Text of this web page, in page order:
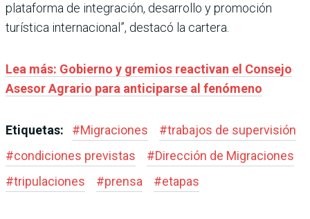
plataforma de integración, desarrollo y promoción
turística internacional”, destacó la cartera.
Lea más: Gobierno y gremios reactivan el Consejo
Asesor Agrario para anticiparse al fenómeno
Etiquetas: #Migraciones #trabajos de supervisión
#condiciones previstas #Dirección de Migraciones
#tripulaciones #prensa #etapas